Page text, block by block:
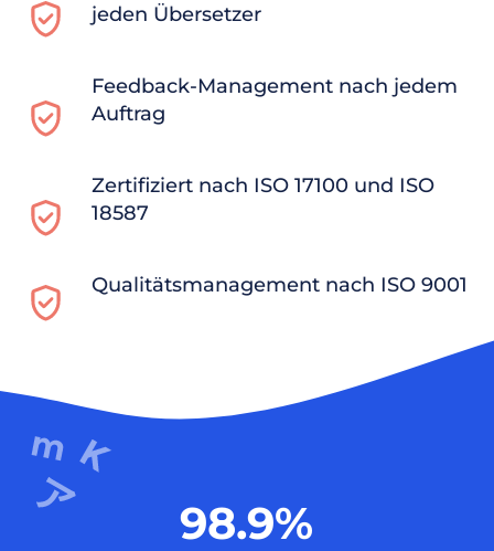
jeden Übersetzer
Feedback-Management nach jedem
Auftrag
Zertifiziert nach ISO 17100 und ISO
18587
Qualitätsmanagement nach ISO 9001
98.9%